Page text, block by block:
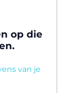
op die
van je